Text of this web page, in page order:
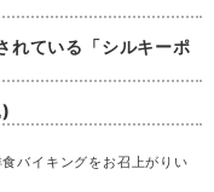
れている「シルキーポ
バイキングをお召上がりい